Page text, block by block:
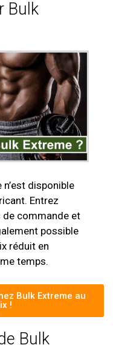
Bulk
disponible
Entrez
commande et
possible
réduit en
temps.
Bulk Extreme au
!
Bulk